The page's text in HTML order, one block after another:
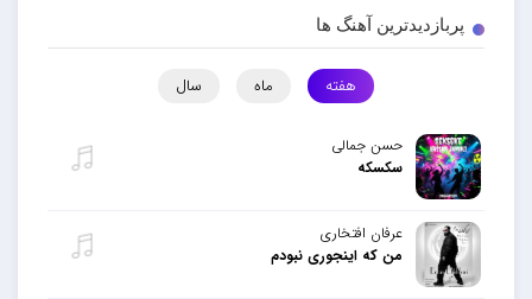
پربازدیدترین آهنگ ها
هفته ماه سال
حسن جمالی
سکسکه
عرفان افتخاری
من که اینجوری نبودم